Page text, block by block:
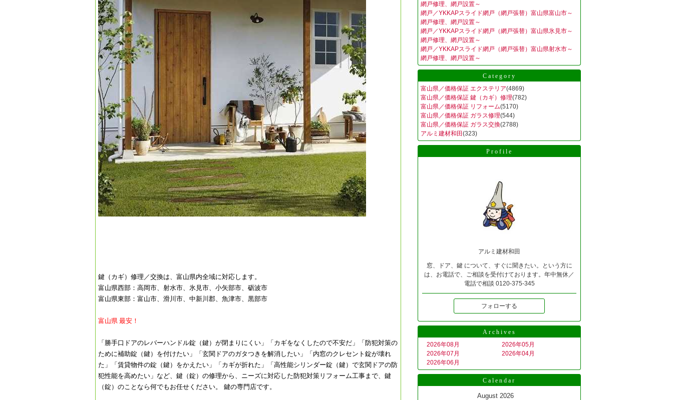
鍵（カギ）修理／交換は、富山県内全域に対応します。
富山県西部：高岡市、射水市、氷見市、小矢部市、砺波市
富山県東部：富山市、滑川市、中新川郡、魚津市、黒部市
​​​​​富山県 最安！
​​​​「勝手口ドアのレバーハンドル錠（鍵）が閉まりにくい」「カギをなくしたので不安だ」「防犯対策の
ために補助錠（鍵）を付けたい」「玄関ドアのガタつきを解消したい」「内窓のクレセント錠が壊れ
た」「賃貸物件の錠（鍵）をかえたい」「カギが折れた」「高性能シリンダー錠（鍵）で玄関ドアの防
犯性能を高めたい」など、鍵（錠）の修理から、ニーズに対応した防犯対策リフォーム工事まで、鍵
（錠）のことなら何でもお任せください。 鍵の専門店です。
網戸修理、網戸設置～
網戸／YKKAPスライド網戸（網戸張替）富山県富山市～
網戸修理、網戸設置～
網戸／YKKAPスライド網戸（網戸張替）富山県氷見市～
網戸修理、網戸設置～
網戸／YKKAPスライド網戸（網戸張替）富山県射水市～
網戸修理、網戸設置～
Category
富山県／価格保証 エクステリア(4869)
富山県／価格保証 鍵（カギ）修理(782)
富山県／価格保証 リフォーム(5170)
富山県／価格保証 ガラス修理(544)
富山県／価格保証 ガラス交換(2788)
アルミ建材和田(323)
Profile
アルミ建材和田
窓、ドア、鍵 について、すぐに聞きたい。という方に
は、お電話で、ご相談を受付けております。年中無休／
電話で相談 0120-375-345
フォローする
Archives
2026年08月
2026年07月
2026年06月
2026年05月
2026年04月
Calendar
August 2026